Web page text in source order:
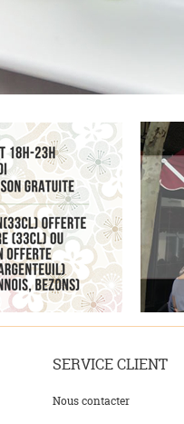
SERVICECLIENT
Nous contacter